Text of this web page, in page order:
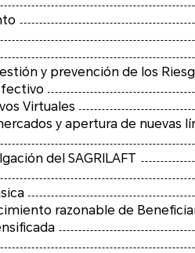
Virtuales
del SAGRILAFT